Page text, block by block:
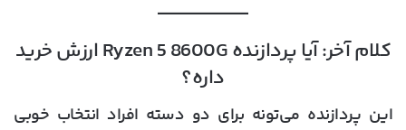
کلام آخر: آیا پردازنده Ryzen 5 8600G ارزش خرید
داره؟
این پردازنده می‌تونه برای دو دسته افراد انتخاب خوبی